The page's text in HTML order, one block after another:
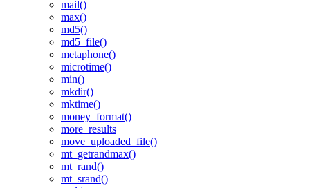
mail()
max()
md5()
md5_file()
metaphone()
microtime()
min()
mkdir()
mktime()
money_format()
more_results
move_uploaded_file()
mt_getrandmax()
mt_rand()
mt_srand()